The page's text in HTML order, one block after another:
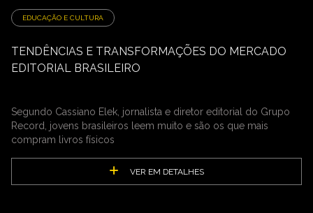
EDUCAÇÃO E CULTURA
TENDÊNCIAS E TRANSFORMAÇÕES DO MERCADO
EDITORIAL BRASILEIRO
Segundo Cassiano Elek, jornalista e diretor editorial do Grupo
Record, jovens brasileiros leem muito e são os que mais
compram livros físicos
VER EM DETALHES